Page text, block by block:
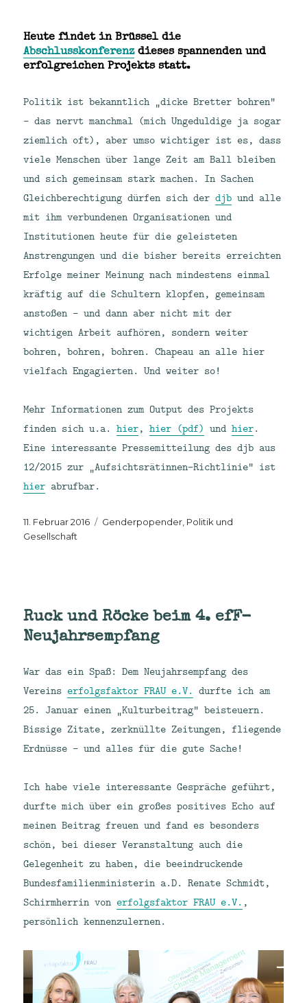
Heute findet in Brüssel die
Abschlusskonferenzdieses spannenden und
erfolgreichen Projekts statt.
Politik ist bekanntlich „dicke Bretter bohren“
– das nervt manchmal (mich Ungeduldige ja sogar
ziemlich oft), aber umso wichtiger ist es, dass
viele Menschen über lange Zeit am Ball bleiben
und sich gemeinsam stark machen. In Sachen
Gleichberechtigung dürfen sich derdjb und alle
mit ihm verbundenen Organisationen und
Institutionen heute für die geleisteten
Anstrengungen und die bisher bereits erreichten
Erfolge meiner Meinung nach mindestens einmal
kräftig auf die Schultern klopfen, gemeinsam
anstoßen – und dann aber nicht mit der
wichtigen Arbeit aufhören, sondern weiter
bohren, bohren, bohren. Chapeau an alle hier
vielfach Engagierten. Und weiter so!
Mehr Informationen zum Output des Projekts
finden sich u.a.hier,hier (pdf) undhier.
Eine interessante Pressemitteilung des djb aus
12/2015 zur „Aufsichtsrätinnen-Richtlinie“ ist
hier abrufbar.
Veröffentlicht
am
11. Februar 2016 Kategorien
Genderpopender Politik und
Gesellschaft
Ruck und Röcke beim 4. efF-
Neujahrsempfang
War das ein Spaß: Dem Neujahrsempfang des
Vereins erfolgsfaktor FRAU e.V. durfte ich am
25. Januar einen „Kulturbeitrag“ beisteuern.
Bissige Zitate, zerknüllte Zeitungen, fliegende
Erdnüsse – und alles für die gute Sache!
Ich habe viele interessante Gespräche geführt,
durfte mich über ein großes positives Echo auf
meinen Beitrag freuen und fand es besonders
schön, bei dieser Veranstaltung auch die
Gelegenheit zu haben, die beeindruckende
Bundesfamilienministerin a.D. Renate Schmidt,
Schirmherrin von erfolgsfaktor FRAU e.V. ,
persönlich kennenzulernen.